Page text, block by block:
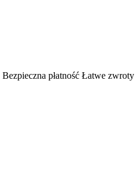
Bezpieczna płatność Łatwe zwroty